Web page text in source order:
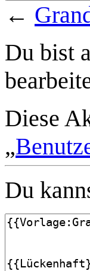
←
Du bist
Diese
„
Du